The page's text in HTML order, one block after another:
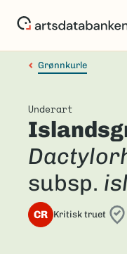
Grønnkurle
Underart
subsp.
CR Kritisk truet